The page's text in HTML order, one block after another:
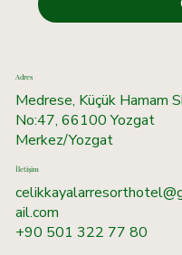
Adres
Medrese, Küçük Hamam
No:47, 66100 Yozgat
Merkez/Yozgat
İletişim
ail.com
+90 501 322 77 80